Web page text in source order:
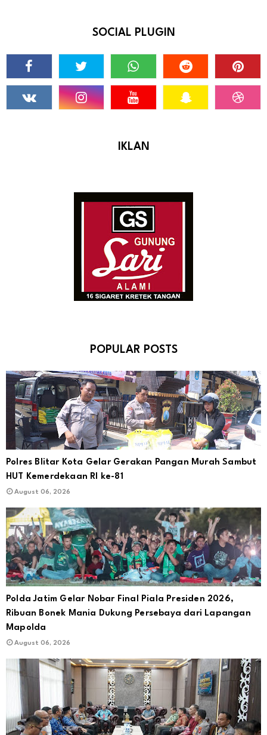
SOCIAL PLUGIN
IKLAN
POPULAR POSTS
Polres Blitar Kota Gelar Gerakan Pangan Murah Sambut
HUT Kemerdekaan RI ke-81
August 06, 2026
Polda Jatim Gelar Nobar Final Piala Presiden 2026,
Ribuan Bonek Mania Dukung Persebaya dari Lapangan
Mapolda
August 06, 2026